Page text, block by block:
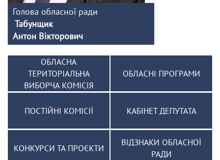
Голова обласної ради
Табунщик
Антон Вікторович
ОБЛАСНА
ТЕРИТОРІАЛЬНА
ВИБОРЧА КОМІСІЯ
ОБЛАСНІ ПРОГРАМИ
ПОСТІЙНІ КОМІСІЇ КАБІНЕТ ДЕПУТАТА
КОНКУРСИ ТА ПРОЄКТИ
ВІДЗНАКИ ОБЛАСНОЇ
РАДИ